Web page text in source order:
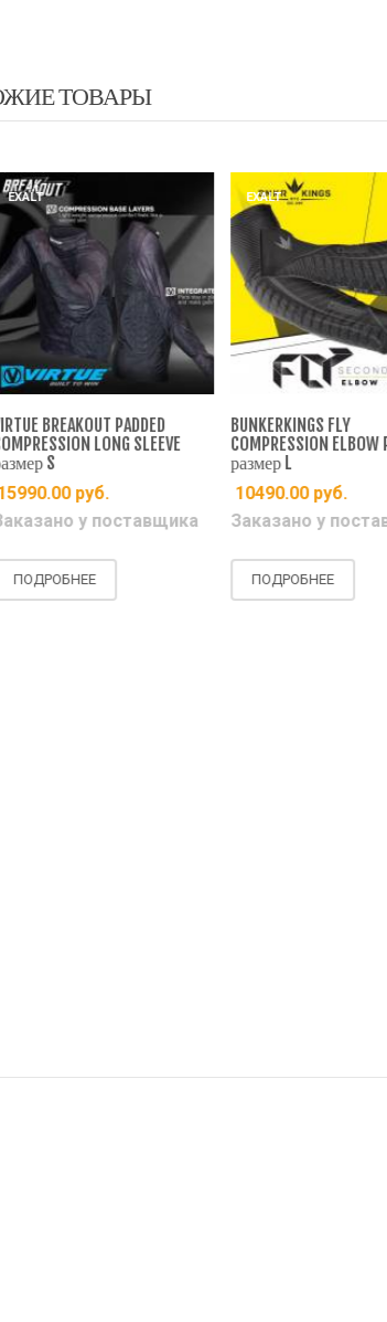
ТОВАРЫ
PADDED
LONG SLEEVE
руб.
у поставщика
BUNKERKINGS FLY
COMPRESSION ELBOW PADS
размер L
10490.00руб.
Заказано у поставщика
ПОДРОБНЕЕ